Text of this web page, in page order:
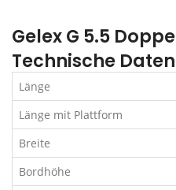
Gelex G 5.5
Technische Daten
Länge
Länge mit Plattform
Breite
Bordhöhe